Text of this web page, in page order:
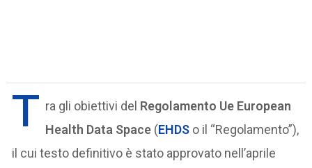
T ra gli obiettivi del Regolamento Ue European
Health Data Space (EHDS o il “Regolamento”),
il cui testo definitivo è stato approvato nell’aprile